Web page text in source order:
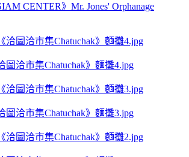
CENTER》Mr. Jones' Orphanage
圖洽市集Chatuchak》麵攤4.jpg
圖洽市集Chatuchak》麵攤3.jpg